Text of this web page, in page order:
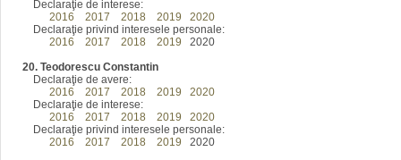
Declaraţie de interese:
2016
2017 2018 2019
2020
Declaraţie privind interesele personale:
2016
2017 2018 2019 2020
20. Teodorescu Constantin
Declaraţie de avere:
2016
2017 2018 2019
2020
Declaraţie de interese:
2016
2017 2018 2019
2020
Declaraţie privind interesele personale:
2016
2017 2018 2019 2020